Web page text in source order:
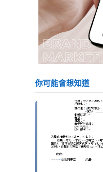
你可能會想知道